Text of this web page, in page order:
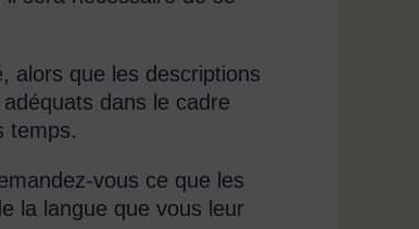
alors que les descriptions
dans le cadre
temps.
vous ce que les
la langue que vous leur